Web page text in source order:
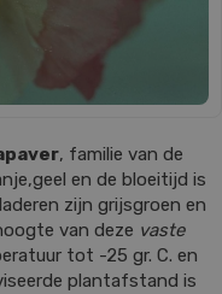
, familie van de
en de bloeitijd is
zijn grijsgroen en
van deze vaste
tot -25 gr. C. en
plantafstand is